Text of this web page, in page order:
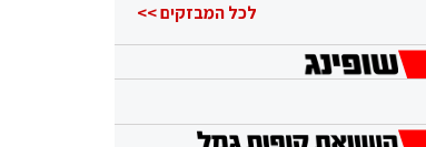
לכל המבזקים >>